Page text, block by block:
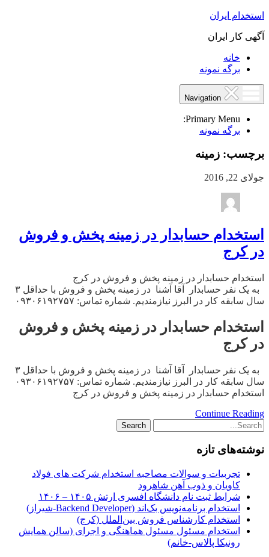
استخدام ایران
آگهی کار ایران
خانه
برگه نمونه
Primary Menu:
برگه نمونه
برچسب: زمینه
جولای 22, 2016
استخدام حسابدار در زمینه پخش و فروش
در کرج
استخدام حسابدار در زمینه پخش و فروش در کرج
به یک نفر حسابدار آقا آشنا در زمینه پخش و فروش با حداقل ۳
سال سابقه کار در البرز نیازمندیم. شماره تماس: ۰۹۳۰۶۱۹۲۷۵۷
استخدام حسابدار در زمینه پخش و فروش
در کرج
به یک نفر حسابدار آقا آشنا در زمینه پخش و فروش با حداقل ۳
سال سابقه کار در البرز نیازمندیم. شماره تماس: ۰۹۳۰۶۱۹۲۷۵۷
استخدام حسابدار در زمینه پخش و فروش در کرج
Continue Reading
نوشته‌های تازه
تجربیات و سوالات مصاحبه استخدام شرکت های فولاد
کاویان و ذوب آهن شاهرود
شرایط ثبت نام دانشگاه افسری ارتش ۱۴۰۵ – ۱۴۰۶
استخدام برنامه‌نویس بک‌اند (Backend Developer-شیراز)
استخدام کارشناس فروش بین‌الملل (کرج)
استخدام مسئول مسئول هماهنگی و اجرای (سالن همایش
رونیکا پالاس-خانم)